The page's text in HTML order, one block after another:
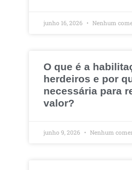
junho 16, 2026 Nenhum
O que é a
herdeiros e por
necessária para
valor?
junho 9, 2026 Nenhum